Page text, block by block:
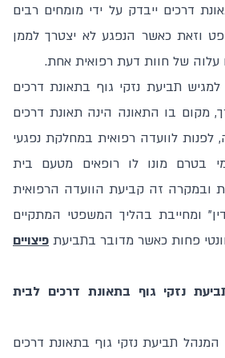
דרכים ייבדק על ידי מומחים רבים
וזאת כאשר הנפגע לא יצטרך לממן
עלוה של חוות דעת רפואית אחת.
למגיש תביעת נזקי גוף בתאונת דרכים
מקום בו התאונה הינה תאונת דרכים
לפנות לוועדה רפואית במחלקת נפגעי
בטרם מונו לו רופאים מטעם בית
ובמקרה זה קביעת הוועדה הרפואית
ומחייבת בהליך המשפטי המתקיים
פחות כאשר מדובר בתביעת פיצויים
נזקי גוף בתאונת דרכים לבית
המנהל תביעת נזקי גוף בתאונת דרכים